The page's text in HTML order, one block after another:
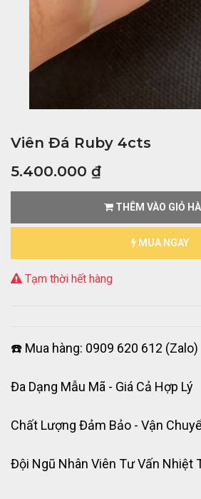
Viên Đá Ruby 4cts
5.400.000 ₫
THÊM VÀO GIỎ
MUA NGAY
Tạm thời hết hàng
☎️ Mua hàng: 0909 620 612 (Zalo)
Đa Dạng Mẫu Mã - Giá Cả Hợp Lý
Chất Lượng Đảm Bảo - Vận
Đội Ngũ Nhân Viên Tư Vấn Nhiệt